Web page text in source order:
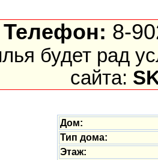
Телефон: 8-
будет рад
сайта:
Дом:
Тип дома:
Этаж: